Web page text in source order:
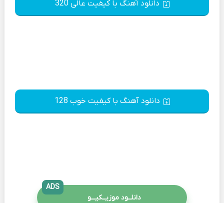
دانلود آهنگ با کیفیت عالی 320
دانلود آهنگ با کیفیت خوب 128
دانلــود موزیــکیـــو
ADS